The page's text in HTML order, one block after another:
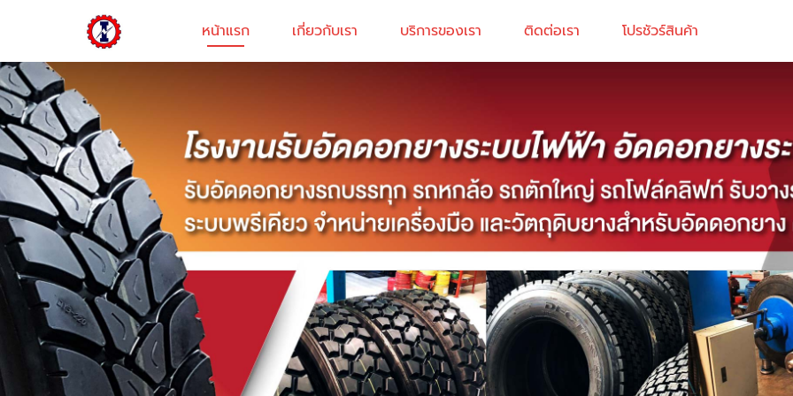
หน้าแรก เกี่ยวกับเรา บริการของเรา ติดต่อเรา โปรชัวร์สินค้า